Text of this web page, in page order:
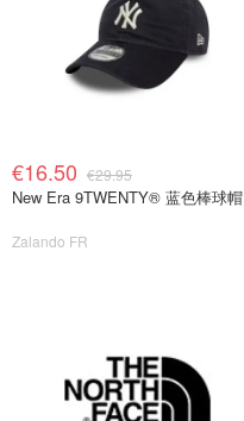
€16.50 €29.95
New Era 9TWENTY® 蓝色棒球帽
Zalando FR